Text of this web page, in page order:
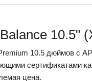
10.5"
10.5 дюймов с
сертификатами
цена.